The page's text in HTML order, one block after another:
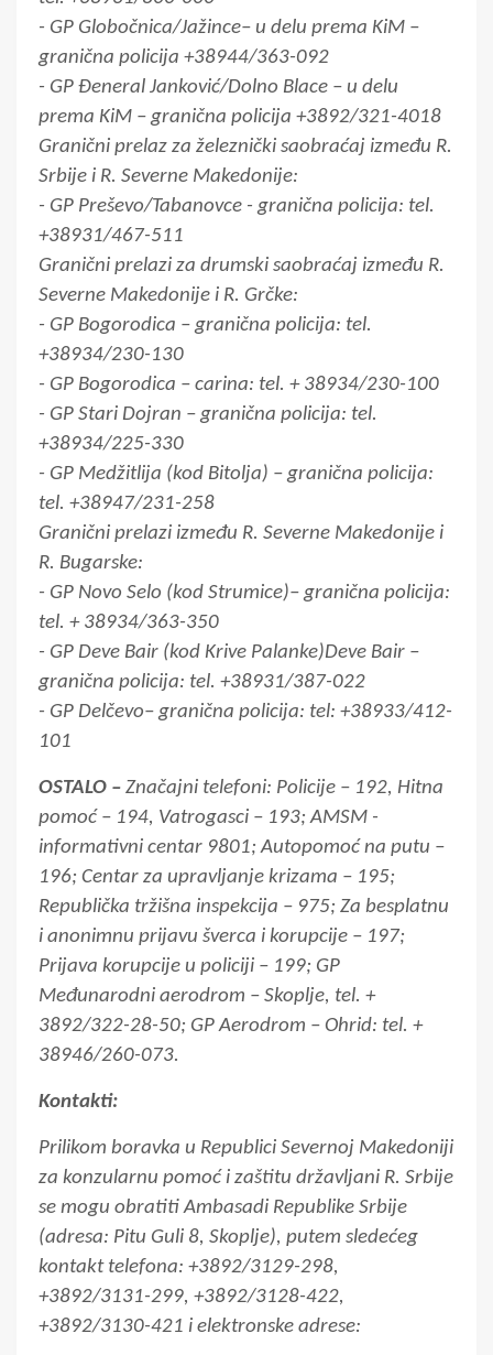
- GP Globočnica/Jažince– u delu prema KiM –
granična policija +38944/363-092
- GP Đeneral Janković/Dolno Blace – u delu
prema KiM – granična policija +3892/321-4018
Granični prelaz za železnički saobraćaj između R.
Srbije i R. Severne Makedonije:
- GP Preševo/Tabanovce - granična policija: tel.
+38931/467-511
Granični prelazi za drumski saobraćaj između R.
Severne Makedonije i R. Grčke:
- GP Bogorodica – granična policija: tel.
+38934/230-130
- GP Bogorodica – carina: tel. + 38934/230-100
- GP Stari Dojran – granična policija: tel.
+38934/225-330
- GP Medžitlija (kod Bitolja) – granična policija:
tel. +38947/231-258
Granični prelazi između R. Severne Makedonije i
R. Bugarske:
- GP Novo Selo (kod Strumice)– granična policija:
tel. + 38934/363-350
- GP Deve Bair (kod Krive Palanke)Deve Bair –
granična policija: tel. +38931/387-022
- GP Delčevo– granična policija: tel: +38933/412-
101
OSTALO – Značajni telefoni: Policije – 192, Hitna
pomoć – 194, Vatrogasci – 193; AMSM -
informativni centar 9801; Autopomoć na putu –
196; Centar za upravljanje krizama – 195;
Republička tržišna inspekcija – 975; Za besplatnu
i anonimnu prijavu šverca i korupcije – 197;
Prijava korupcije u policiji – 199; GP
Međunarodni aerodrom – Skoplje, tel. +
3892/322-28-50; GP Aerodrom – Ohrid: tel. +
38946/260-073.
Kontakti:
Prilikom boravka u Republici Severnoj Makedoniji
za konzularnu pomoć i zaštitu državljani R. Srbije
se mogu obratiti Ambasadi Republike Srbije
(adresa: Pitu Guli 8, Skoplje), putem sledećeg
kontakt telefona: +3892/3129-298,
+3892/3131-299, +3892/3128-422,
+3892/3130-421 i elektronske adrese: